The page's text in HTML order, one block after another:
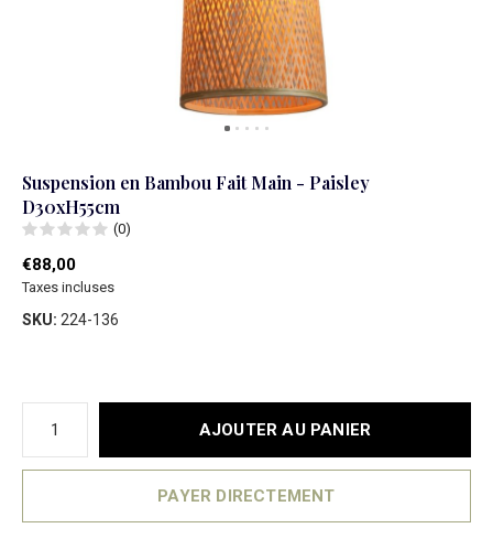
Suspension en Bambou Fait Main - Paisley
D30xH55cm
(0)
€88,00
Taxes incluses
SKU: 224-136
AJOUTER AU PANIER
PAYER DIRECTEMENT